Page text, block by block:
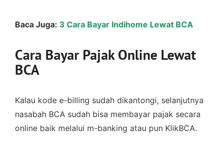
Baca Juga: 3 Cara Bayar Indihome Lewat BCA
Cara Bayar Pajak Online Lewat
BCA
Kalau kode e-billing sudah dikantongi, selanjutnya
nasabah BCA sudah bisa membayar pajak secara
online baik melalui m-banking atau pun KlikBCA.